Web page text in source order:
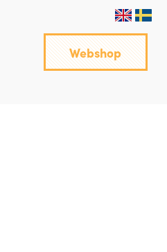
Webshop